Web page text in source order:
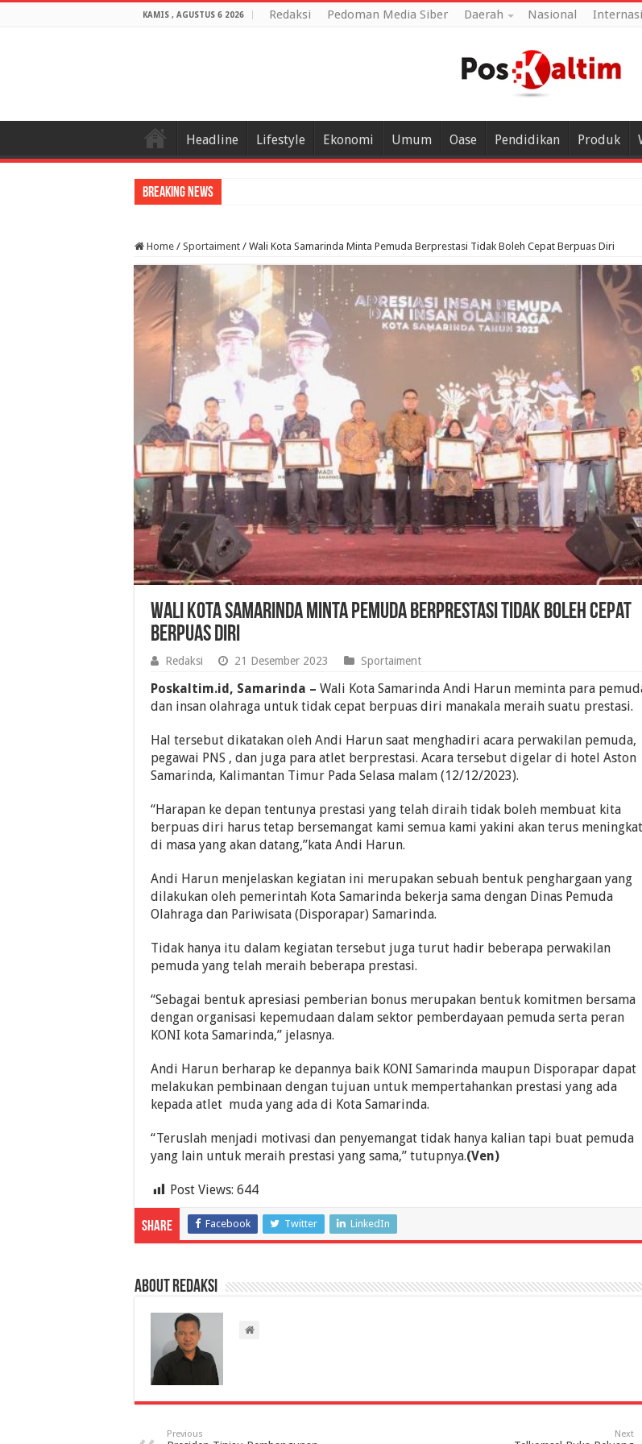
KAMIS , AGUSTUS 6 2026 Redaksi Pedoman Media Siber Daerah Nasional
Headline Lifestyle Ekonomi Umum Oase Pendidikan Produk
Breaking News
Home / Sportaiment / Wali Kota Samarinda Minta Pemuda Berprestasi Tidak Boleh Cepat Berpuas Diri
Wali Kota Samarinda Minta Pemuda Berprestasi Tidak Boleh Cepat
Berpuas Diri
Redaksi 21 Desember 2023 Sportaiment
Poskaltim.id, Samarinda – Wali Kota Samarinda Andi Harun meminta para
dan insan olahraga untuk tidak cepat berpuas diri manakala meraih suatu prestasi.
Hal tersebut dikatakan oleh Andi Harun saat menghadiri acara perwakilan pemuda,
pegawai PNS , dan juga para atlet berprestasi. Acara tersebut digelar di hotel Aston
Samarinda, Kalimantan Timur Pada Selasa malam (12/12/2023).
“Harapan ke depan tentunya prestasi yang telah diraih tidak boleh membuat kita
berpuas diri harus tetap bersemangat kami semua kami yakini akan terus meningkat
di masa yang akan datang,”kata Andi Harun.
Andi Harun menjelaskan kegiatan ini merupakan sebuah bentuk penghargaan yang
dilakukan oleh pemerintah Kota Samarinda bekerja sama dengan Dinas Pemuda
Olahraga dan Pariwisata (Disporapar) Samarinda.
Tidak hanya itu dalam kegiatan tersebut juga turut hadir beberapa perwakilan
pemuda yang telah meraih beberapa prestasi.
“Sebagai bentuk apresiasi pemberian bonus merupakan bentuk komitmen bersama
dengan organisasi kepemudaan dalam sektor pemberdayaan pemuda serta peran
KONI kota Samarinda,” jelasnya.
Andi Harun berharap ke depannya baik KONI Samarinda maupun Disporapar dapat
melakukan pembinaan dengan tujuan untuk mempertahankan prestasi yang ada
kepada atlet muda yang ada di Kota Samarinda.
“Teruslah menjadi motivasi dan penyemangat tidak hanya kalian tapi buat pemuda
yang lain untuk meraih prestasi yang sama,” tutupnya.(Ven)
Post Views: 644
Share Facebook Twitter LinkedIn
About Redaksi
Previous Next